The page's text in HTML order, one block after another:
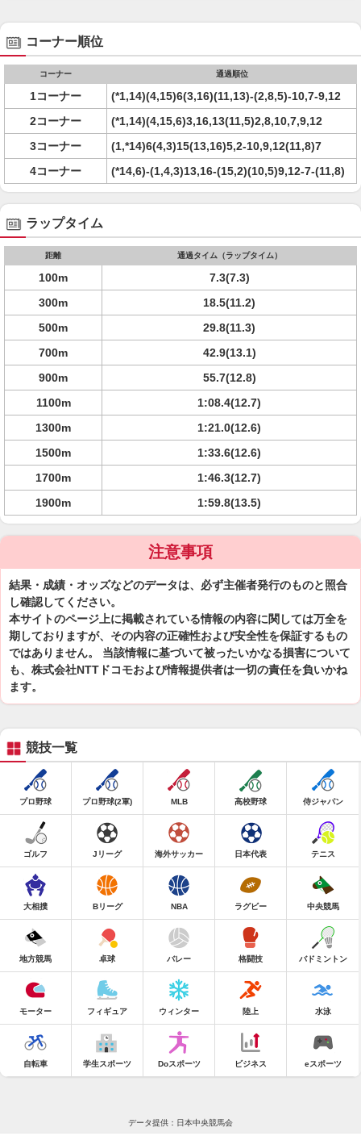
コーナー順位
コーナー 通過順位
1コーナー
(*1,14)(4,15)6(3,16)(11,13)-(2,8,5)-10,7-9,12
2コーナー
(*1,14)(4,15,6)3,16,13(11,5)2,8,10,7,9,12
3コーナー
(1,*14)6(4,3)15(13,16)5,2-10,9,12(11,8)7
4コーナー
(*14,6)-(1,4,3)13,16-(15,2)(10,5)9,12-7-(11,8)
ラップタイム
距離 通過タイム（ラップタイム）
100m
7.3(7.3)
300m
18.5(11.2)
500m
29.8(11.3)
700m
42.9(13.1)
900m
55.7(12.8)
1100m
1:08.4(12.7)
1300m
1:21.0(12.6)
1500m
1:33.6(12.6)
1700m
1:46.3(12.7)
1900m
1:59.8(13.5)
注意事項
結果・成績・オッズなどのデータは、必ず主催者発行のものと照合
し確認してください。
本サイトのページ上に掲載されている情報の内容に関しては万全を
期しておりますが、その内容の正確性および安全性を保証するもの
ではありません。 当該情報に基づいて被ったいかなる損害について
も、株式会社NTTドコモおよび情報提供者は一切の責任を負いかね
ます。
競技一覧
プロ野球 プロ野球(2軍) MLB 高校野球 侍ジャパン
ゴルフ Jリーグ 海外サッカー 日本代表 テニス
大相撲 Bリーグ NBA ラグビー 中央競馬
地方競馬 卓球 バレー 格闘技 バドミントン
モーター フィギュア ウィンター 陸上 水泳
自転車 学生スポーツ Doスポーツ ビジネス eスポーツ
データ提供：日本中央競馬会